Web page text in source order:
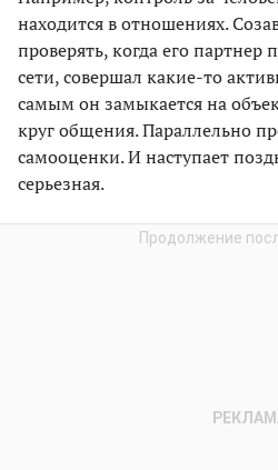
находится в отношениях.
проверять, когда его партнер
сети, совершал какие-то
самым он замыкается на
круг общения. Параллельно
самооценки. И наступает
серьезная.